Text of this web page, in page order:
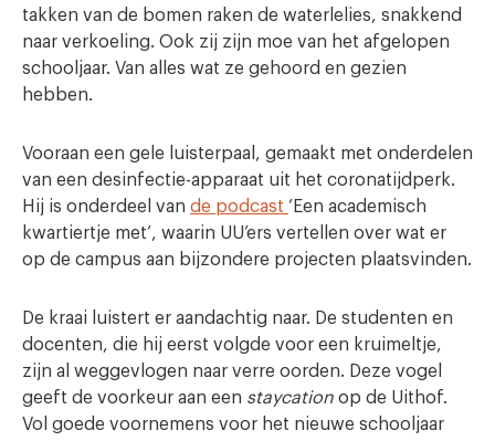
takken van de bomen raken de waterlelies, snakkend
naar verkoeling. Ook zij zijn moe van het afgelopen
schooljaar. Van alles wat ze gehoord en gezien
hebben.
Vooraan een gele luisterpaal, gemaakt met onderdelen
van een desinfectie-apparaat uit het coronatijdperk.
Hij is onderdeel van de podcast ‘Een academisch
kwartiertje met’, waarin UU’ers vertellen over wat er
op de campus aan bijzondere projecten plaatsvinden.
De kraai luistert er aandachtig naar. De studenten en
docenten, die hij eerst volgde voor een kruimeltje,
zijn al weggevlogen naar verre oorden. Deze vogel
geeft de voorkeur aan een staycation op de Uithof.
Vol goede voornemens voor het nieuwe schooljaar